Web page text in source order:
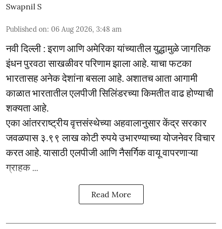
Swapnil S
Published on: 06 Aug 2026, 3:48 am
नवी दिल्ली : इराण आणि अमेरिका यांच्यातील युद्धामुळे जागतिक
इंधन पुरवठा साखळीवर परिणाम झाला आहे. याचा फटका
भारतासह अनेक देशांना बसला आहे. अशातच आता आगामी
काळात भारतातील एलपीजी सिलिंडरच्या किमतीत वाढ होण्याची
शक्यता आहे.
एका आंतरराष्ट्रीय वृत्तसंस्थेच्या अहवालानुसार केंद्र सरकार
जवळपास ३.९९ लाख कोटी रुपये उभारण्याच्या योजनेवर विचार
करत आहे. यासाठी एलपीजी आणि नैसर्गिक वायू वापरणाऱ्या
ग्राहक ...
Read More